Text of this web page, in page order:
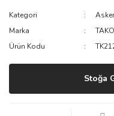
Kategori
Marka
Ürün Kodu
Stoğa